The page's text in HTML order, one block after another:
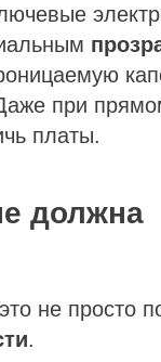
при
платы.
должна
не просто
.